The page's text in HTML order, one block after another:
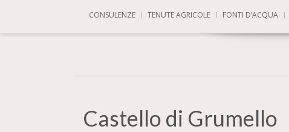
CONSULENZE TENUTE AGRICOLE FONTI D’ACQUA
Castello di Grumello